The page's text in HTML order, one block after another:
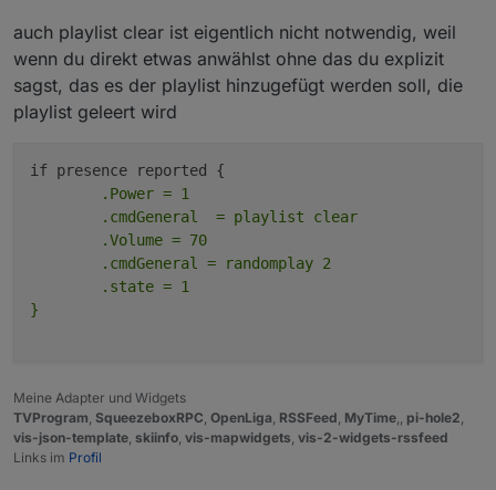
4/15/2025 3:23:42
PM.740
0
4/15/2025 3:23:42
PM.908
0 true
PM.744
4/15/2025 3:24:09
PM.722
4/15/2025 3:24:21
PM.493
1
PM.678
4/15/2025 3:24:31 PM.801 0 true
auch playlist clear ist eigentlich nicht notwendig, weil
wenn du direkt etwas anwählst ohne das du explizit
sagst, das es der playlist hinzugefügt werden soll, die
playlist geleert wird
Meine Adapter und Widgets
TVProgram SqueezeboxRPC OpenLiga RSSFeed MyTime pi-hole2
vis-json-template skiinfo vis-mapwidgets vis-2-widgets-rssfeed
Links im Profil